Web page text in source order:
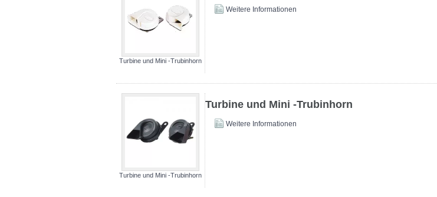
Turbine und Mini -Trubinhorn
Weitere Informationen
Turbine und Mini -Trubinhorn
Turbine und Mini -Trubinhorn
Weitere Informationen